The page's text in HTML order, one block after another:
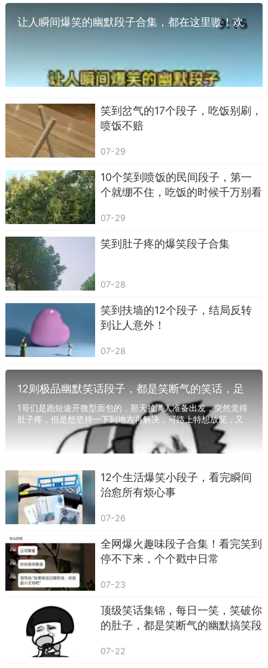
夫妻之间的互坑更是笑点密集。前几天小两口
吵架放狠话：“谁再说话谁就被灯灭！”结果儿子路
还有个爸爸吐槽儿子高考成绩，说：“我这辈子
没干啥坏事，咋就投错胎，生了个你这样的？”儿子
立马回怼：“我也没干啥坏事，咋就投错胎了？”
让人瞬间爆笑的幽默段子合集，都在这里嗷！欢
笑到岔气的17个段子，吃饭别刷，
喷饭不赔
07-29
10个笑到喷饭的民间段子，第一
个就绷不住，吃饭的时候千万别看
07-29
笑到肚子疼的爆笑段子合集
07-28
笑到扶墙的12个段子，结局反转
到让人意外！
07-28
12则极品幽默笑话段子，都是笑断气的笑话，足
够笑破你的肚子，绝对让你每日开心一笑
1哥们是跑短途开微型面包的，那天拉满人准备出发，突然觉得
肚子疼，但是想坚持一下到地方再解决，可路上特想放屁，又
怕有声音，于是连着几次都是按喇叭来盖住放...
12个生活爆笑小段子，看完瞬间
治愈所有烦心事
07-26
全网爆火趣味段子合集！看完笑到
停不下来，个个戳中日常
07-23
顶级笑话集锦，每日一笑，笑破你
的肚子，都是笑断气的幽默搞笑段
07-22